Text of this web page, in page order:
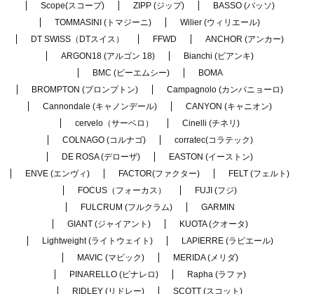
Scope(スコープ)
ZIPP (ジップ)
BASSO (バッソ)
TOMMASINI (トマジーニ)
Wilier (ウィリエール)
DT SWISS（DTスイス）
FFWD
ANCHOR (アンカー)
ARGON18 (アルゴン 18)
Bianchi (ビアンキ)
BMC (ビーエムシー)
BOMA
BROMPTON (ブロンプトン)
Campagnolo (カンパニョーロ)
Cannondale (キャノンデール)
CANYON (キャニオン)
cervelo（サーベロ）
Cinelli (チネリ)
COLNAGO (コルナゴ)
corratec(コラテック)
DE ROSA (デローザ)
EASTON (イーストン)
ENVE (エンヴィ)
FACTOR(ファクター)
FELT (フェルト)
FOCUS（フォーカス）
FUJI (フジ)
FULCRUM (フルクラム)
GARMIN
GIANT (ジャイアント)
KUOTA (クオータ)
Lightweight (ライトウェイト)
LAPIERRE (ラピエール)
MAVIC (マビック)
MERIDA (メリダ)
PINARELLO (ピナレロ)
Rapha (ラファ)
RIDLEY (リドレー)
SCOTT (スコット)